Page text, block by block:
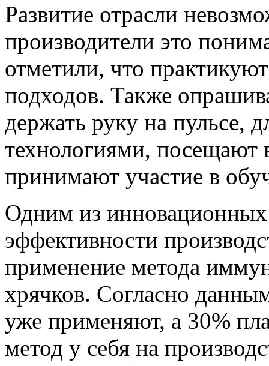
Развитие отрасли
производители это
отметили, что
подходов. Также
держать руку на пульсе,
технологиями, посещают
принимают участие в
Одним из
эффективности
применение метода
хрячков. Согласно
уже применяют, а 30%
метод у себя на